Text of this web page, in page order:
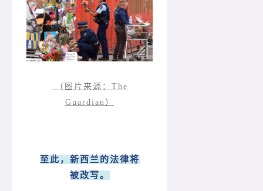
（图片来源：The
Guardian）
至此，新西兰的法律将
被改写。